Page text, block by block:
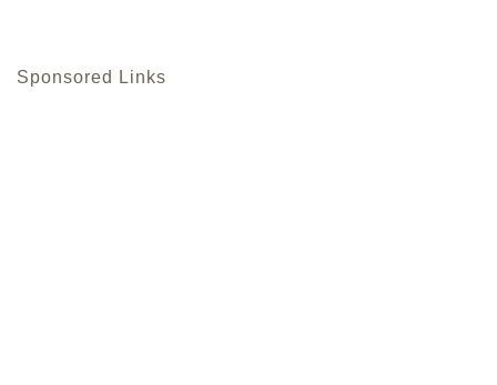
Sponsored Links